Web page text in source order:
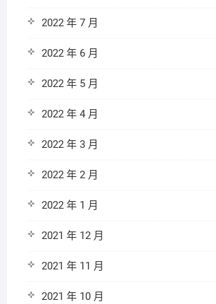
2022 年 7 月
2022 年 6 月
2022 年 5 月
2022 年 4 月
2022 年 3 月
2022 年 2 月
2022 年 1 月
2021 年 12 月
2021 年 11 月
2021 年 10 月